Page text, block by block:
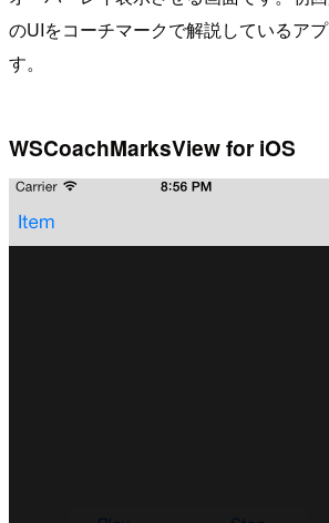
のUIをコーチマークで解説しているア
す。
WSCoachMarksView for iOS